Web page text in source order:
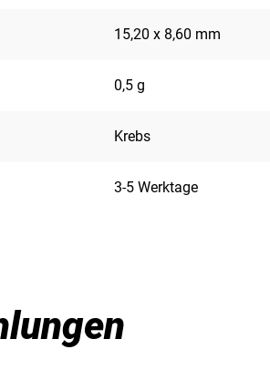
15,20 x 8,60 mm
0,5 g
Krebs
3-5 Werktage